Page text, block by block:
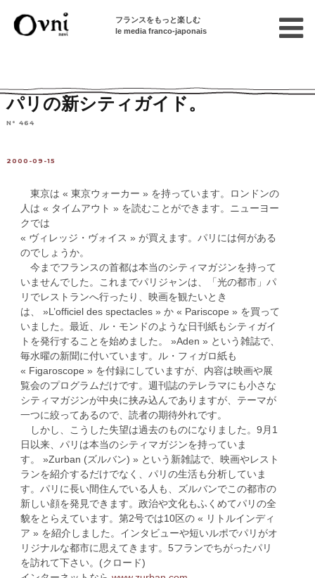
フランスをもっと楽しむ
le media franco-japonais
パリの新シティガイド。
N° 464
2000-09-15
東京は « 東京ウォーカー » を持っています。ロンドンの
人は « タイムアウト » を読むことができます。ニューヨー
クでは
« ヴィレッジ・ヴォイス » が買えます。パリには何がある
のでしょうか。
今までフランスの首都は本当のシティマガジンを持って
いませんでした。これまでパリジャンは、「光の都市」パ
リでレストランへ行ったり、映画を観たいとき
は、 »L’officiel des spectacles » か « Pariscope » を買って
いました。最近、ル・モンドのような日刊紙もシティガイ
トを発行することを始めました。 »Aden » という雑誌で、
毎水曜の新聞に付いています。ル・フィガロ紙も
« Figaroscope » を付録にしていますが、内容は映画や展
覧会のプログラムだけです。週刊誌のテレラマにも小さな
シティマガジンが中央に挟み込んでありますが、テーマが
一つに絞ってあるので、読者の期待外れです。
しかし、こうした失望は過去のものになりました。9月1
日以来、パリは本当のシティマガジンを持っていま
す。 »Zurban (ズルバン) » という新雑誌で、映画やレスト
ランを紹介するだけでなく、パリの生活も分析していま
す。パリに長い間住んでいる人も、ズルバンでこの都市の
新しい顔を発見できます。政治や文化もふくめてパリの全
貌をとらえています。第2号では10区の « リトルインディ
ア » を紹介しました。インタビューや短いルポでパリがオ
リジナルな都市に思えてきます。5フランでちがったパリ
を訪れて下さい。(クロード)